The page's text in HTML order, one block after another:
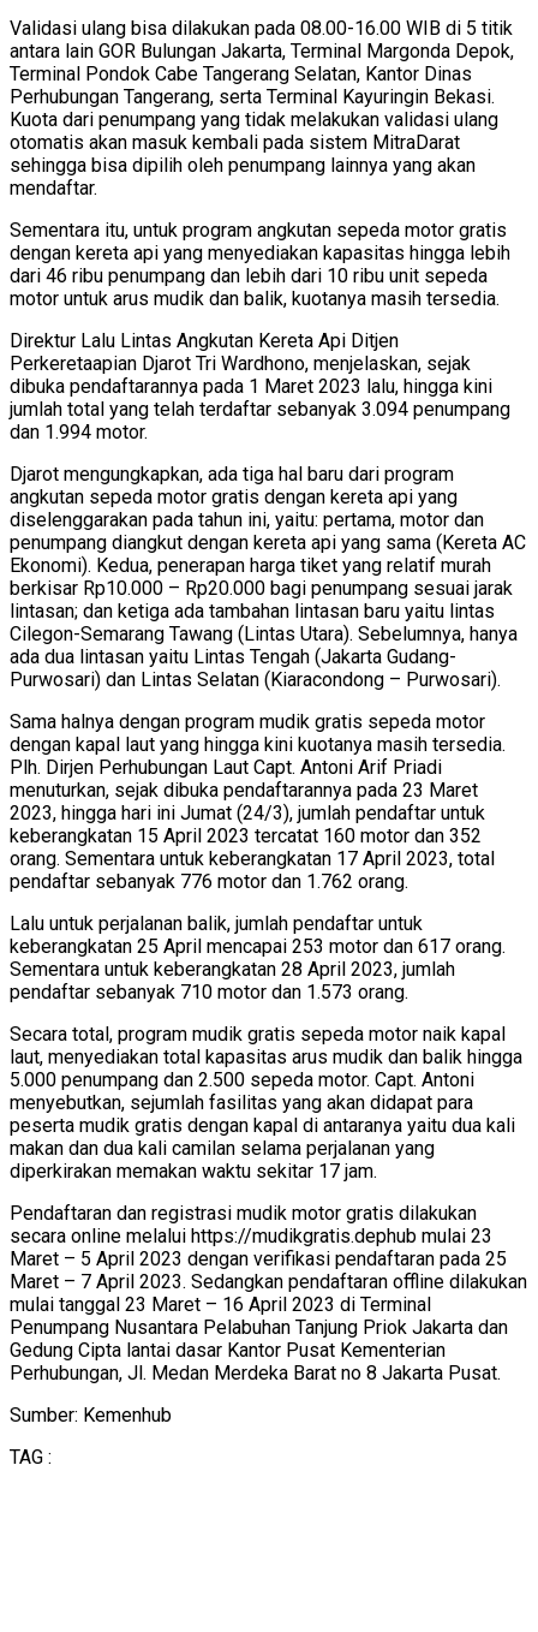
Validasi ulang bisa dilakukan pada 08.00-16.00 WIB di 5 titik
antara lain GOR Bulungan Jakarta, Terminal Margonda Depok,
Terminal Pondok Cabe Tangerang Selatan, Kantor Dinas
Perhubungan Tangerang, serta Terminal Kayuringin Bekasi.
Kuota dari penumpang yang tidak melakukan validasi ulang
otomatis akan masuk kembali pada sistem MitraDarat
sehingga bisa dipilih oleh penumpang lainnya yang akan
mendaftar.
Sementara itu, untuk program angkutan sepeda motor gratis
dengan kereta api yang menyediakan kapasitas hingga lebih
dari 46 ribu penumpang dan lebih dari 10 ribu unit sepeda
motor untuk arus mudik dan balik, kuotanya masih tersedia.
Direktur Lalu Lintas Angkutan Kereta Api Ditjen
Perkeretaapian Djarot Tri Wardhono, menjelaskan, sejak
dibuka pendaftarannya pada 1 Maret 2023 lalu, hingga kini
jumlah total yang telah terdaftar sebanyak 3.094 penumpang
dan 1.994 motor.
Djarot mengungkapkan, ada tiga hal baru dari program
angkutan sepeda motor gratis dengan kereta api yang
diselenggarakan pada tahun ini, yaitu: pertama, motor dan
penumpang diangkut dengan kereta api yang sama (Kereta AC
Ekonomi). Kedua, penerapan harga tiket yang relatif murah
berkisar Rp10.000 – Rp20.000 bagi penumpang sesuai jarak
lintasan; dan ketiga ada tambahan lintasan baru yaitu lintas
Cilegon-Semarang Tawang (Lintas Utara). Sebelumnya, hanya
ada dua lintasan yaitu Lintas Tengah (Jakarta Gudang-
Purwosari) dan Lintas Selatan (Kiaracondong – Purwosari).
Sama halnya dengan program mudik gratis sepeda motor
dengan kapal laut yang hingga kini kuotanya masih tersedia.
Plh. Dirjen Perhubungan Laut Capt. Antoni Arif Priadi
menuturkan, sejak dibuka pendaftarannya pada 23 Maret
2023, hingga hari ini Jumat (24/3), jumlah pendaftar untuk
keberangkatan 15 April 2023 tercatat 160 motor dan 352
orang. Sementara untuk keberangkatan 17 April 2023, total
pendaftar sebanyak 776 motor dan 1.762 orang.
Lalu untuk perjalanan balik, jumlah pendaftar untuk
keberangkatan 25 April mencapai 253 motor dan 617 orang.
Sementara untuk keberangkatan 28 April 2023, jumlah
pendaftar sebanyak 710 motor dan 1.573 orang.
Secara total, program mudik gratis sepeda motor naik kapal
laut, menyediakan total kapasitas arus mudik dan balik hingga
5.000 penumpang dan 2.500 sepeda motor. Capt. Antoni
menyebutkan, sejumlah fasilitas yang akan didapat para
peserta mudik gratis dengan kapal di antaranya yaitu dua kali
makan dan dua kali camilan selama perjalanan yang
diperkirakan memakan waktu sekitar 17 jam.
Pendaftaran dan registrasi mudik motor gratis dilakukan
secara online melalui https://mudikgratis.dephub mulai 23
Maret – 5 April 2023 dengan verifikasi pendaftaran pada 25
Maret – 7 April 2023. Sedangkan pendaftaran offline dilakukan
mulai tanggal 23 Maret – 16 April 2023 di Terminal
Penumpang Nusantara Pelabuhan Tanjung Priok Jakarta dan
Gedung Cipta lantai dasar Kantor Pusat Kementerian
Perhubungan, Jl. Medan Merdeka Barat no 8 Jakarta Pusat.
Sumber: Kemenhub
TAG :